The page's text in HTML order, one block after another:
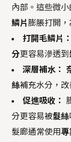
內部。這些微
鱗片膨脹打開，
打開毛鱗片：
分更容易滲透到
深層補水：
絲補充水分，改
促進吸收：
分更容易被髮絲
髮廊通常使用專